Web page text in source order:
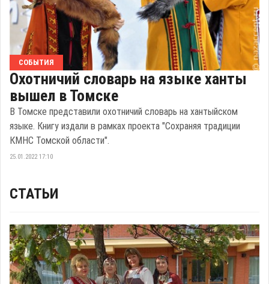
СОБЫТИЯ
Охотничий словарь на языке ханты
вышел в Томске
В Томске представили охотничий словарь на хантыйском
языке. Книгу издали в рамках проекта "Сохраняя традиции
КМНС Томской области".
25.01.2022 17:10
СТАТЬИ